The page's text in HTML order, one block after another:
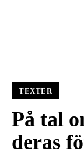
TEXTER
På tal
deras